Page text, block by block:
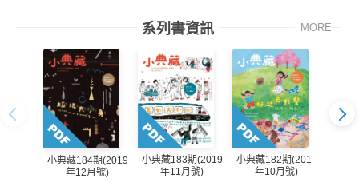
系列書資訊 MORE
小典藏184期(2019
年12月號)
小典藏183期(2019
年11月號)
小典藏182期(2019
年10月號)